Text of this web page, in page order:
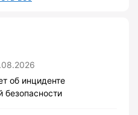
об инциденте
безопасности